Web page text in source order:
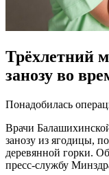
Трёхлетний
занозу во
Понадобилась
Врачи
занозу из ягодицы,
деревянной горки.
пресс-службу